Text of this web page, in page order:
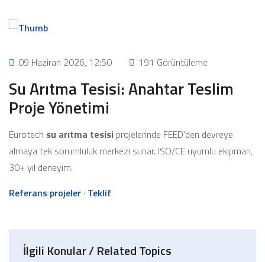
09 Haziran 2026, 12:50 191 Görüntüleme
Su Arıtma Tesisi: Anahtar Teslim
Proje Yönetimi
Eurotech su arıtma tesisi projelerinde FEED'den devreye
almaya tek sorumluluk merkezi sunar. ISO/CE uyumlu ekipman,
30+ yıl deneyim.
Referans projeler · Teklif
İlgili Konular / Related Topics